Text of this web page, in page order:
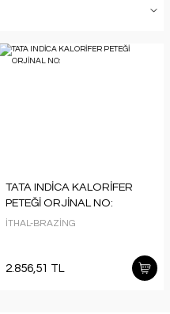
TATA INDİCA KALORİFER
PETEĞİ ORJİNAL NO:
İTHAL-BRAZİNG
2.856,51 TL